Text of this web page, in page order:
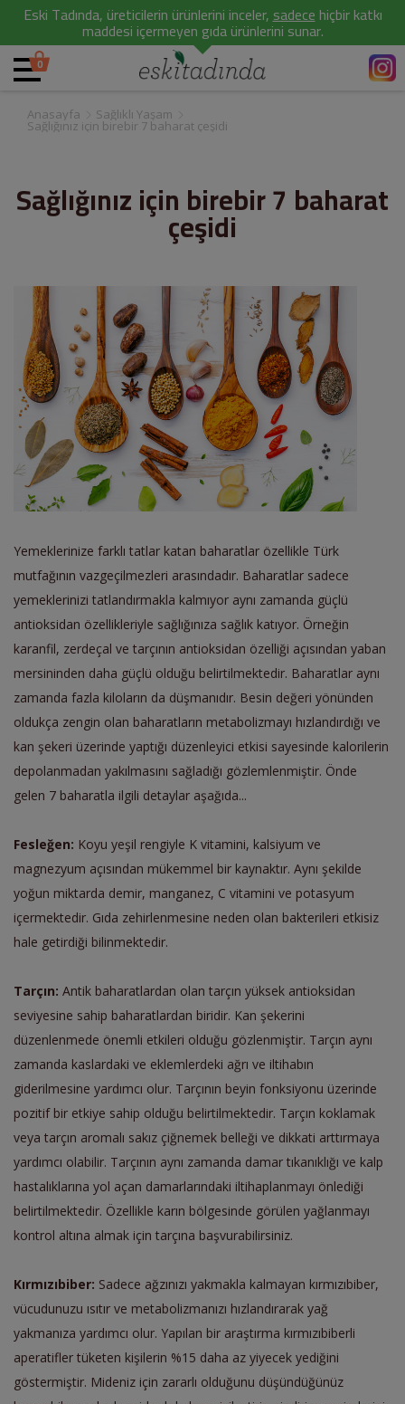
Eski Tadında, üreticilerin ürünlerini inceler,sadecehiçbir katkı
maddesi içermeyen gıda ürünlerini sunar.
0
Anasayfa Sağlıklı Yaşam
Sağlığınız için birebir 7 baharat çeşidi
Sağlığınız için birebir 7 baharat
çeşidi
Yemeklerinize farklı tatlar katan baharatlar özellikle Türk
mutfağının vazgeçilmezleri arasındadır. Baharatlar sadece
yemeklerinizi tatlandırmakla kalmıyor aynı zamanda güçlü
antioksidan özellikleriyle sağlığınıza sağlık katıyor. Örneğin
karanfil, zerdeçal ve tarçının antioksidan özelliği açısından yaban
mersininden daha güçlü olduğu belirtilmektedir. Baharatlar aynı
zamanda fazla kiloların da düşmanıdır. Besin değeri yönünden
oldukça zengin olan baharatların metabolizmayı hızlandırdığı ve
kan şekeri üzerinde yaptığı düzenleyici etkisi sayesinde kalorilerin
depolanmadan yakılmasını sağladığı gözlemlenmiştir. Önde
gelen 7 baharatla ilgili detaylar aşağıda...
Fesleğen: Koyu yeşil rengiyle K vitamini, kalsiyum ve
magnezyum açısından mükemmel bir kaynaktır. Aynı şekilde
yoğun miktarda demir, manganez, C vitamini ve potasyum
içermektedir. Gıda zehirlenmesine neden olan bakterileri etkisiz
hale getirdiği bilinmektedir.
Tarçın: Antik baharatlardan olan tarçın yüksek antioksidan
seviyesine sahip baharatlardan biridir. Kan şekerini
düzenlenmede önemli etkileri olduğu gözlenmiştir. Tarçın aynı
zamanda kaslardaki ve eklemlerdeki ağrı ve iltihabın
giderilmesine yardımcı olur. Tarçının beyin fonksiyonu üzerinde
pozitif bir etkiye sahip olduğu belirtilmektedir. Tarçın koklamak
veya tarçın aromalı sakız çiğnemek belleği ve dikkati arttırmaya
yardımcı olabilir. Tarçının aynı zamanda damar tıkanıklığı ve kalp
hastalıklarına yol açan damarlarındaki iltihaplanmayı önlediği
belirtilmektedir. Özellikle karın bölgesinde görülen yağlanmayı
kontrol altına almak için tarçına başvurabilirsiniz.
Kırmızıbiber: Sadece ağzınızı yakmakla kalmayan kırmızıbiber,
vücudunuzu ısıtır ve metabolizmanızı hızlandırarak yağ
yakmanıza yardımcı olur. Yapılan bir araştırma kırmızıbiberli
aperatifler tüketen kişilerin %15 daha az yiyecek yediğini
göstermiştir. Mideniz için zararlı olduğunu düşündüğünüz